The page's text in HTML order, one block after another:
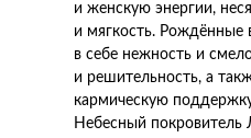
и женскую энергии,
и мягкость. Рождённые
в себе нежность и
и решительность, а
кармическую
Небесный